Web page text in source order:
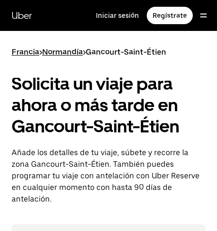
contenido
principal
Uber Iniciar sesión Regístrate
Francia>Normandía>Gancourt-Saint-Étien
Solicita un viaje para
ahora o más tarde en
Gancourt-Saint-Étien
Añade los detalles de tu viaje, súbete y recorre la
zona Gancourt-Saint-Étien. También puedes
programar tu viaje con antelación con Uber Reserve
en cualquier momento con hasta 90 días de
antelación.